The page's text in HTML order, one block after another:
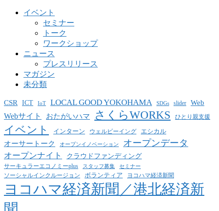
イベント
セミナー
トーク
ワークショップ
ニュース
プレスリリース
マガジン
未分類
CSR ICT IoT LOCAL GOOD YOKOHAMA SDGs slider Web
Webサイト おたがいハマ さくらWORKS ひとり親支援
イベント インターン ウェルビーイング エシカル
オーサートーク オープンイノベーション オープンデータ
オープンナイト クラウドファンディング
サーキュラーエコノミーplus スタッフ募集 セミナー
ソーシャルインクルージョン ボランティア ヨコハマ経済新聞
ヨコハマ経済新聞／港北経済新